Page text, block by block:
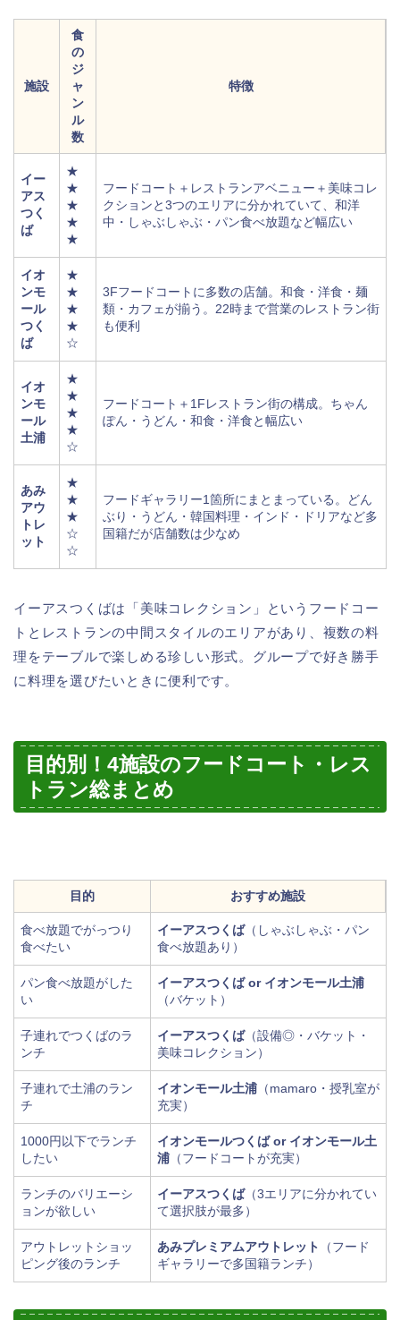
施設
食
の
ジ
ャ
ン
ル
数
特徴
イー
アス
つく
ば
★
★
★
★
★
フードコート＋レストランアベニュー＋美味コレ
クションと3つのエリアに分かれていて、和洋
中・しゃぶしゃぶ・パン食べ放題など幅広い
イオ
ンモ
ール
つく
ば
★
★
★
★
☆
3Fフードコートに多数の店舗。和食・洋食・麺
類・カフェが揃う。22時まで営業のレストラン街
も便利
イオ
ンモ
ール
土浦
★
★
★
★
☆
フードコート＋1Fレストラン街の構成。ちゃん
ぽん・うどん・和食・洋食と幅広い
あみ
アウ
トレ
ット
★
★
★
☆
☆
フードギャラリー1箇所にまとまっている。どん
ぶり・うどん・韓国料理・インド・ドリアなど多
国籍だが店舗数は少なめ
イーアスつくばは「美味コレクション」というフードコー
トとレストランの中間スタイルのエリアがあり、複数の料
理をテーブルで楽しめる珍しい形式。グループで好き勝手
に料理を選びたいときに便利です。
目的別！4施設のフードコート・レス
トラン総まとめ
目的 おすすめ施設
食べ放題でがっつり
食べたい
イーアスつくば（しゃぶしゃぶ・パン
食べ放題あり）
パン食べ放題がした
い
イーアスつくば or イオンモール土浦
（バケット）
子連れでつくばのラ
ンチ
イーアスつくば（設備◎・バケット・
美味コレクション）
子連れで土浦のラン
チ
イオンモール土浦 （mamaro・授乳室が
充実）
1000円以下でランチ
したい
イオンモールつくば or イオンモール土
浦 （フードコートが充実）
ランチのバリエーシ
ョンが欲しい
イーアスつくば（3エリアに分かれてい
て選択肢が最多）
アウトレットショッ
ピング後のランチ
あみプレミアムアウトレット
（フード
ギャラリーで多国籍ランチ）